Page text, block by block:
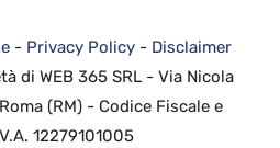
- Privacy Policy - Disclaimer
di WEB 365 SRL - Via Nicola
(RM) - Codice Fiscale e
12279101005